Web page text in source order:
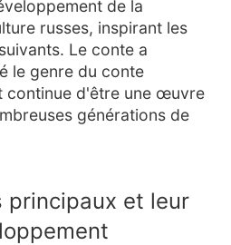
de la
russes, inspirant les
Le conte a
le genre du conte
continue d'être une œuvre
générations de
principaux et leur